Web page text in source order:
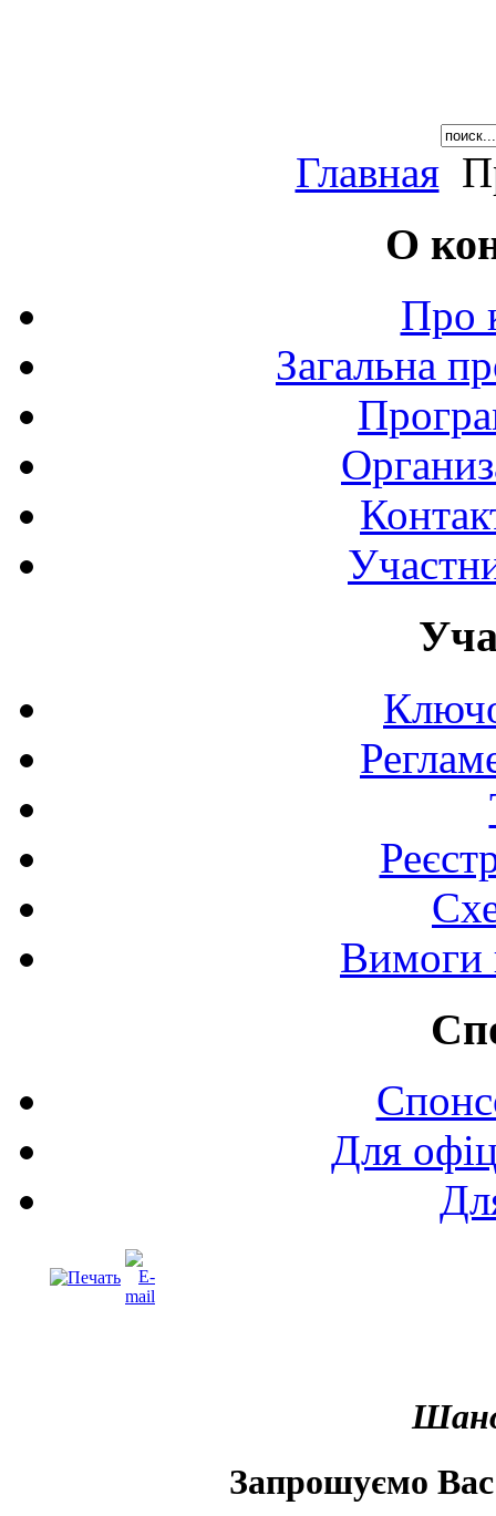
Главная
О
Про
Загальна
Вимоги
Для
Запрошуємо Вас